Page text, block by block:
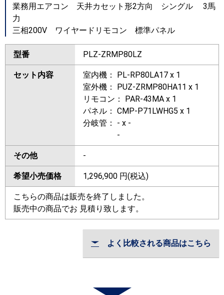
業務用エアコン 天井カセット形2方向 シングル 3馬
力
三相200V ワイヤードリモコン 標準パネル
型番 PLZ-ZRMP80LZ
セット内容
室内機： PL-RP80LA17 x 1
室外機： PUZ-ZRMP80HA11 x 1
リモコン： PAR-43MA x 1
パネル： CMP-P71LWHG5 x 1
分岐管： - x -
-
その他 -
希望小売価格 1,296,900 円(税込)
こちらの商品は販売を終了しました。
販売中の商品でお 見積り致します。
よく比較される商品はこちら